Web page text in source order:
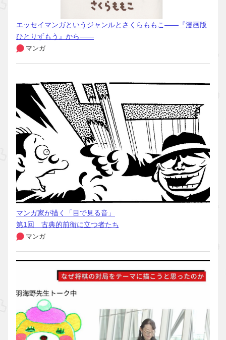
エッセイマンガというジャンルとさくらももこ――『漫画版
ひとりずもう』から――
マンガ
マンガ家が描く「目で見る音」
第1回 古典的前衛に立つ者たち
マンガ